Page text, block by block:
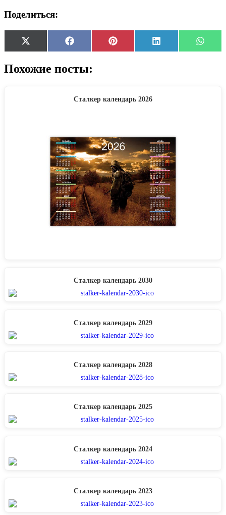
Поделиться:
Share
on
X
(Twitter)
Share
on
Facebook
Share
on
Pinterest
Share
on
LinkedIn
Share
on
Похожие посты:
Сталкер календарь 2026
Сталкер календарь 2030
Сталкер календарь 2029
Сталкер календарь 2028
Сталкер календарь 2025
Сталкер календарь 2024
Сталкер календарь 2023